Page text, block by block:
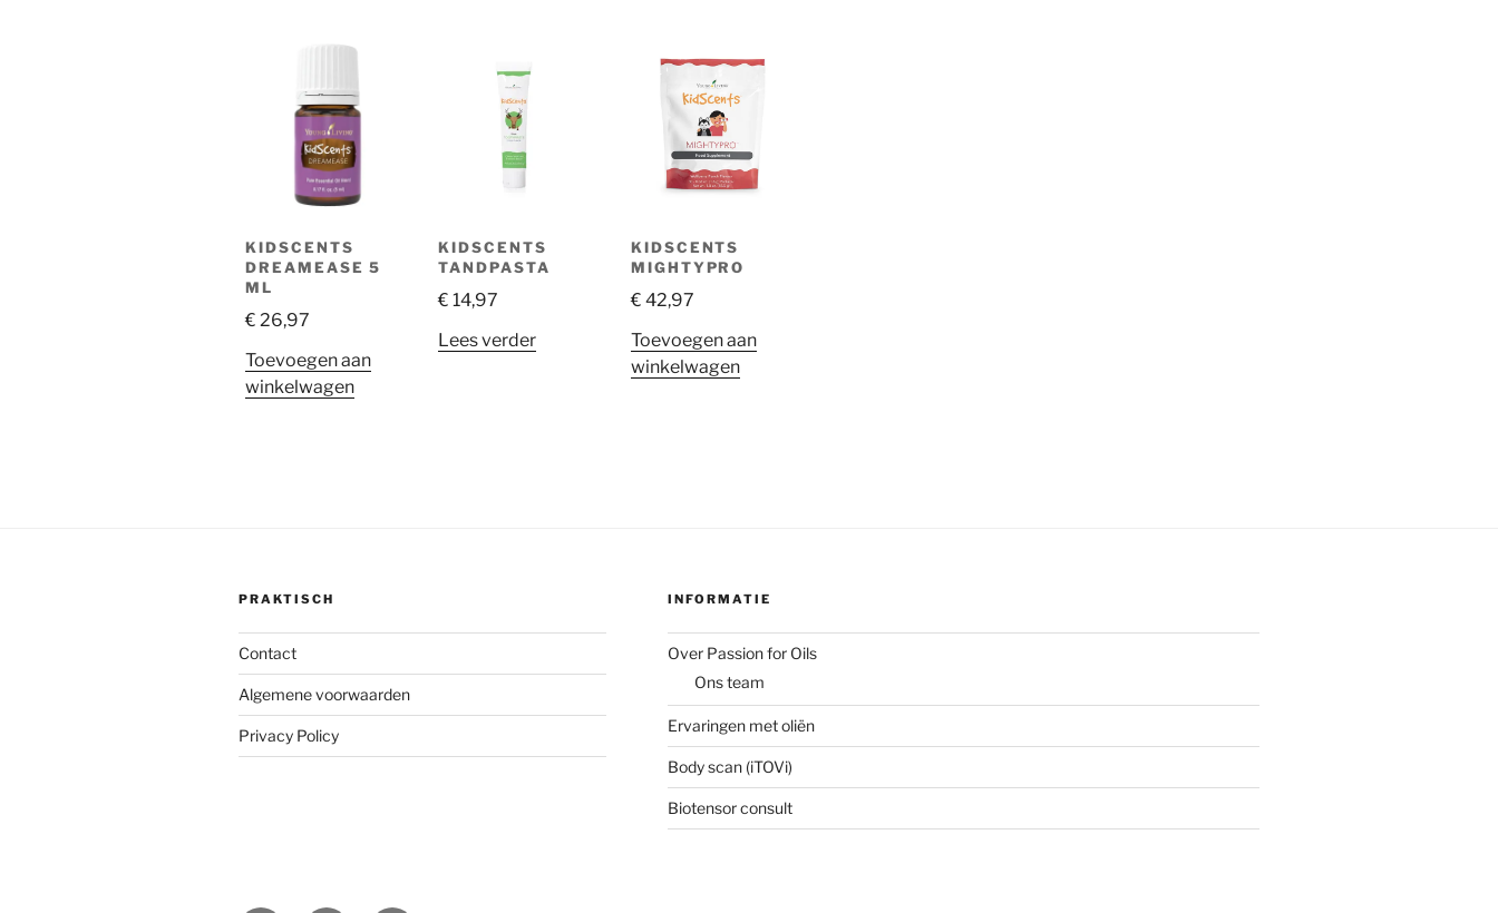
KIDSCENTS
DREAMEASE 5
ML
€ 26,97
Toevoegen aan
winkelwagen
KIDSCENTS
TANDPASTA
€ 14,97
Lees verder
KIDSCENTS
MIGHTYPRO
€ 42,97
Toevoegen aan
winkelwagen
PRAKTISCH
Contact
Algemene voorwaarden
Privacy Policy
INFORMATIE
Over Passion for Oils
Ons team
Ervaringen met oliën
Body scan (iTOVi)
Biotensor consult